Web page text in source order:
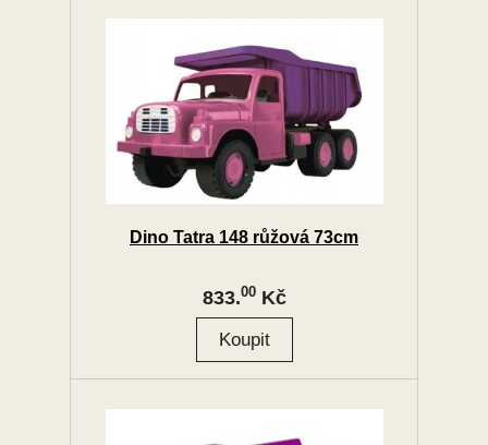
Dino Tatra 148 růžová 73cm
833.00Kč